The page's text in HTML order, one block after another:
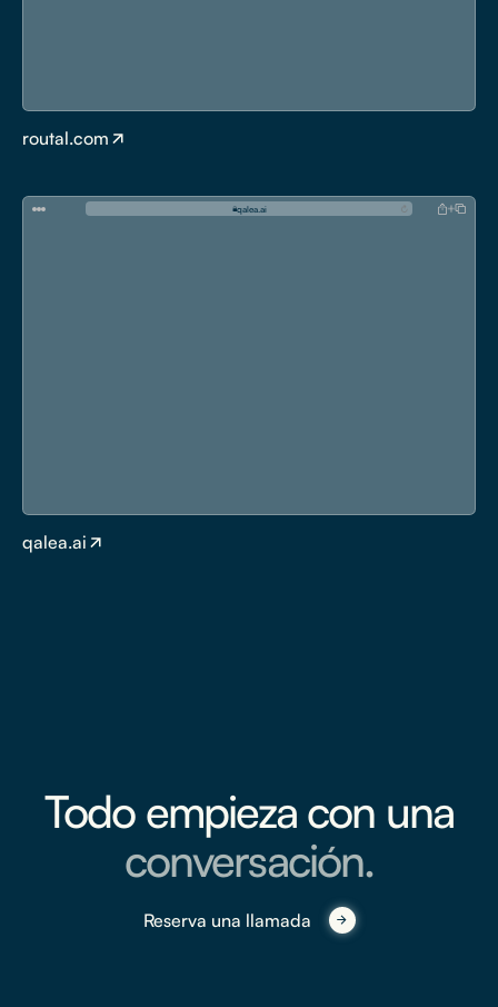
routal.com
qalea. ai
qalea.ai
Todo empieza con una
conversación.
Reserva una llamada